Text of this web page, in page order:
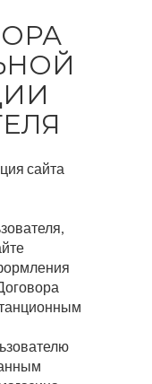
сайта